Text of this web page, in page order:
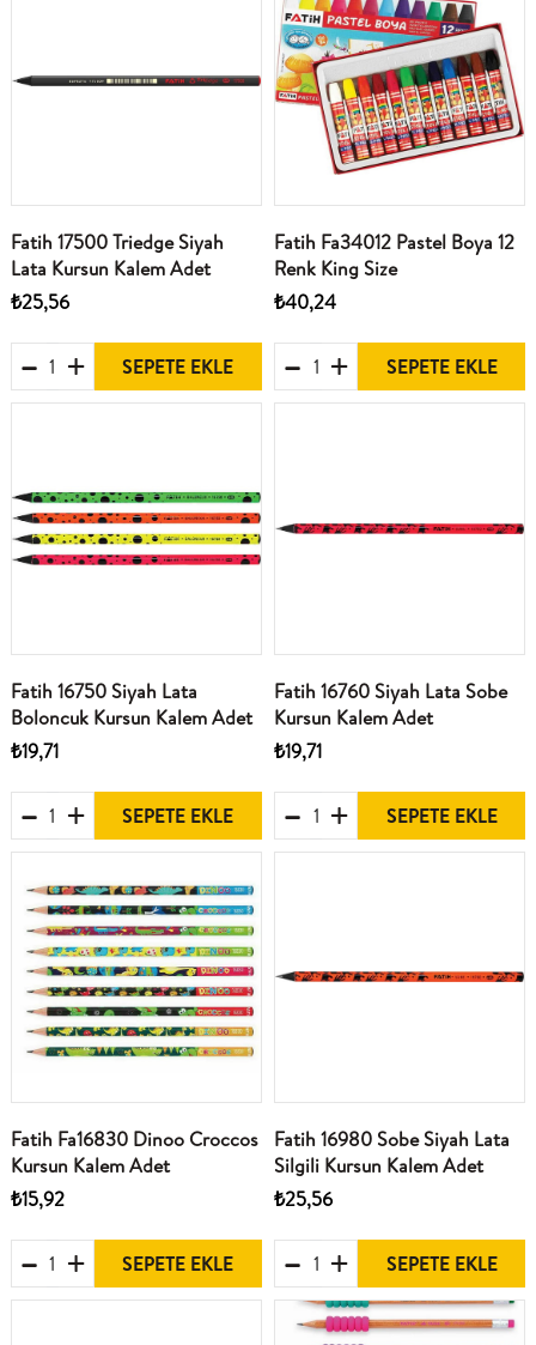
Fatih 17500 Triedge Siyah
Lata Kursun Kalem Adet
₺25,56
SEPETE EKLE
Fatih Fa34012 Pastel Boya 12
Renk King Size
₺40,24
SEPETE EKLE
Fatih 16750 Siyah Lata
Boloncuk Kursun Kalem Adet
₺19,71
SEPETE EKLE
Fatih 16760 Siyah Lata Sobe
Kursun Kalem Adet
₺19,71
SEPETE EKLE
Fatih Fa16830 Dinoo Croccos
Kursun Kalem Adet
₺15,92
SEPETE EKLE
Fatih 16980 Sobe Siyah Lata
Silgili Kursun Kalem Adet
₺25,56
SEPETE EKLE